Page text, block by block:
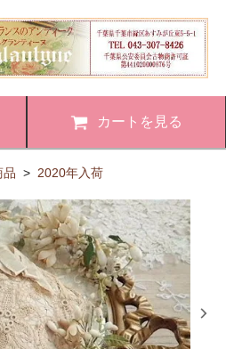
カートを見る
品 > 2020年入荷